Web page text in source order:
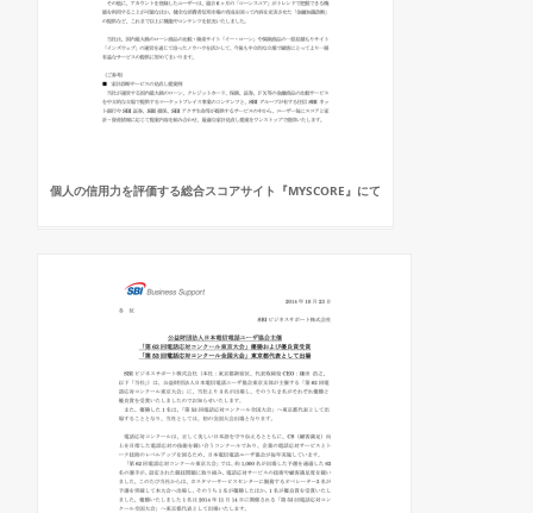
個人の信用力を評価する総合スコアサイト『MYSCORE』にて